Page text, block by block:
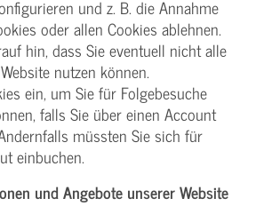
und z. B. die Annahme
oder allen Cookies ablehnen.
hin, dass Sie eventuell nicht alle
nutzen können.
ein, um Sie für Folgebesuche
falls Sie über einen Account
müssten Sie sich für
einbuchen.
und Angebote unserer Website